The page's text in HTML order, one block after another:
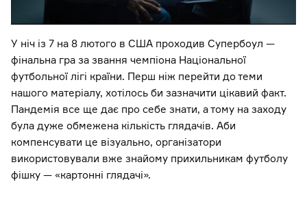
У ніч із 7 на 8 лютого в США проходив Супербоул —
фінальна гра за звання чемпіона Національної
футбольної лігі країни. Перш ніж перейти до теми
нашого матеріалу, хотілось би зазначити цікавий факт.
Пандемія все ще дає про себе знати, а тому на заходу
була дуже обмежена кількість глядачів. Аби
компенсувати це візуально, організатори
використовували вже знайому прихильникам футболу
фішку — «картонні глядачі».